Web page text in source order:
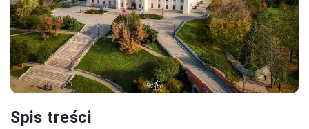
Spis treści